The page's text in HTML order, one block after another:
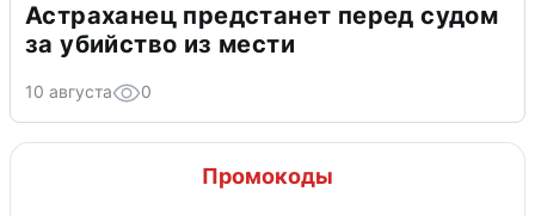
Астраханец предстанет перед судом
за убийство из мести
10 августа 0
Промокоды